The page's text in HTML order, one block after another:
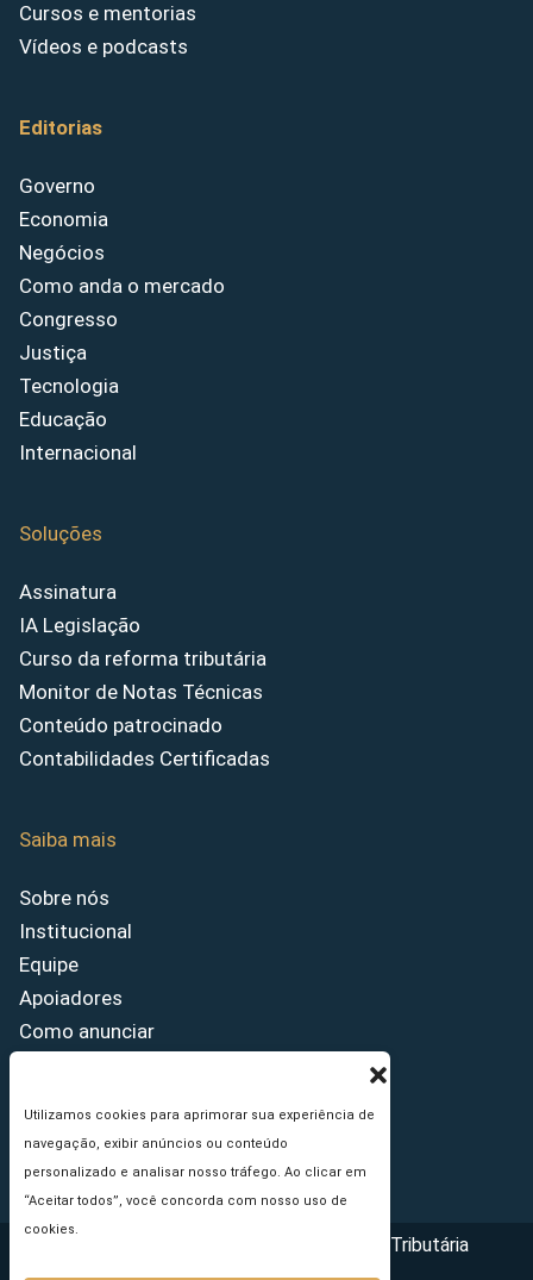
Utilizamos cookies para aprimorar sua experiência de
navegação, exibir anúncios ou conteúdo
personalizado e analisar nosso tráfego. Ao clicar em
“Aceitar todos”, você concorda com nosso uso de
cookies.
Cursos e mentorias
Vídeos e podcasts
Editorias
Governo
Economia
Negócios
Como anda o mercado
Congresso
Justiça
Tecnologia
Educação
Internacional
Soluções
Assinatura
IA Legislação
Curso da reforma tributária
Monitor de Notas Técnicas
Conteúdo patrocinado
Contabilidades Certificadas
Saiba mais
Sobre nós
Institucional
Equipe
Apoiadores
Como anunciar
Princípios Editoriais
Copyright © 2026 - Portal da Reforma Tributária